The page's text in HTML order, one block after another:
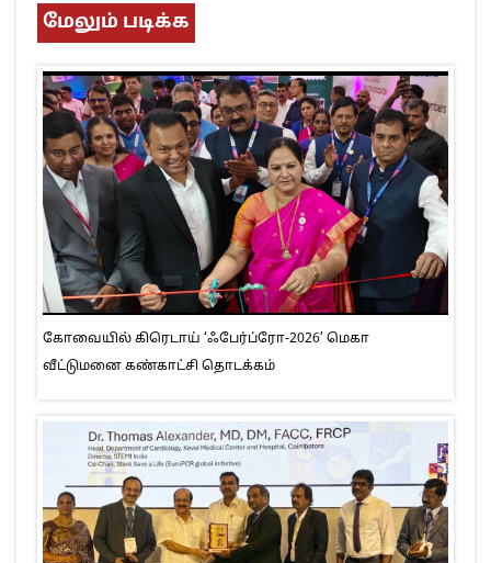
மேலும் படிக்க
கோவையில் கிரெடாய் ‘ஃபேர்ப்ரோ-2026’ மெகா
வீட்டுமனை கண்காட்சி தொடக்கம்